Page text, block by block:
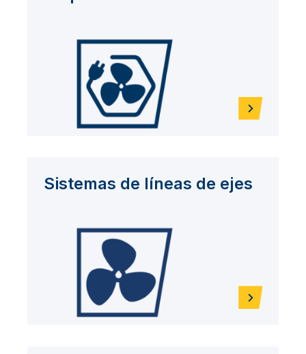
Sistemas de líneas de ejes